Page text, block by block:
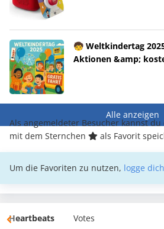
🧒 Weltkindertag
Aktionen &amp;
Alle anzeigen
Als angemeldeter Besucher kannst
mit dem Sternchen
als Favorit
Um die Favoriten zu nutzen, logge
Heartbeats Votes